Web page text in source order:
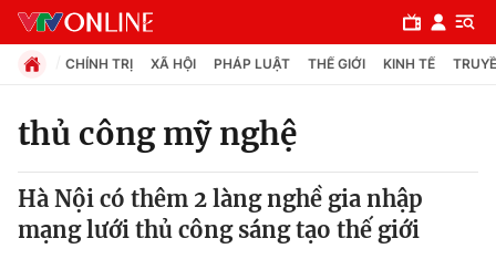
Chuyên mục
Chính trị
CHÍNH TRỊ XÃ HỘI PHÁP LUẬT THẾ GIỚI KINH TẾ
thủ công mỹ nghệ
Hà Nội có thêm 2 làng nghề gia nhập
mạng lưới thủ công sáng tạo thế giới